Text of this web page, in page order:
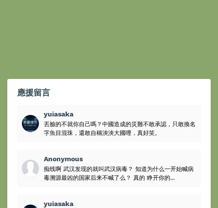
應援留言
yuiasaka
丟臉的不就你自己嗎？中國造成的災難不敢承認，只敢換名
字魚目混珠，還敢自稱泱泱大國哩，真好笑。
Anonymous
痴线啊 武汉发现的就叫武汉病毒？ 知道为什么一开始喊病
毒溯源最凶的国家后来不喊了么？ 真的 睁开你的...
yuiasaka